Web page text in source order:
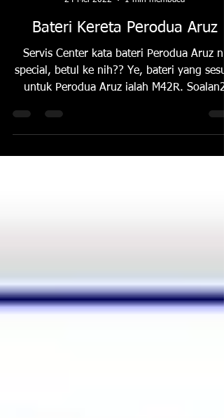
MBcarbattery
24 Mei 2022
1 min membaca
Bateri Kereta Perodua Aruz
Servis Center kata bateri Perodua Aruz ni
yg...